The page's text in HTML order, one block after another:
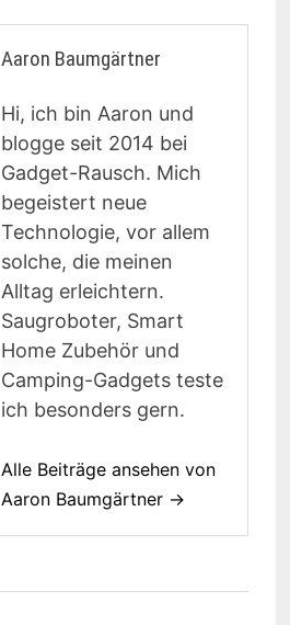
Aaron Baumgärtner
Hi, ich bin Aaron und
blogge seit 2014 bei
Gadget-Rausch. Mich
begeistert neue
Technologie, vor allem
solche, die meinen
Alltag erleichtern.
Saugroboter, Smart
Home Zubehör und
Camping-Gadgets teste
ich besonders gern.
Alle Beiträge ansehen von
Aaron Baumgärtner →